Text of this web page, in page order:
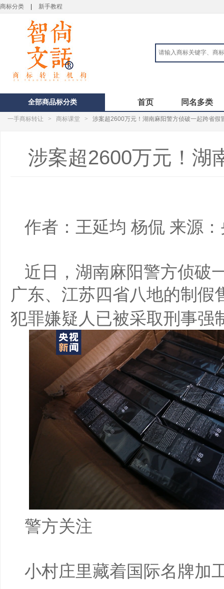
商标分类 新手教程
全部商品标分类 首页 同名多类
一手商标转让 > 商标课堂 > 涉案超2600万元！湖南麻阳警方侦破一起跨省假
涉案超2600万元！湖
作者：王延均 杨侃 来源
近日，湖南麻阳警方侦破
广东、江苏四省八地的制假
犯罪嫌疑人已被采取刑事强
警方关注
小村庄里藏着国际名牌加